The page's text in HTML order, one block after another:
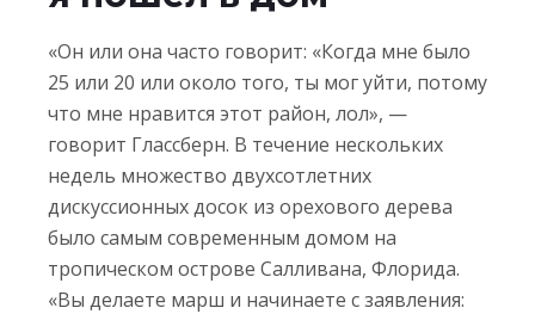
«Он или она часто говорит: «Когда мне было
25 или 20 или около того, ты мог уйти, потому
что мне нравится этот район, лол», —
говорит Глассберн. В течение нескольких
недель множество двухсотлетних
дискуссионных досок из орехового дерева
было самым современным домом на
тропическом острове Салливана, Флорида.
«Вы делаете марш и начинаете с заявления: